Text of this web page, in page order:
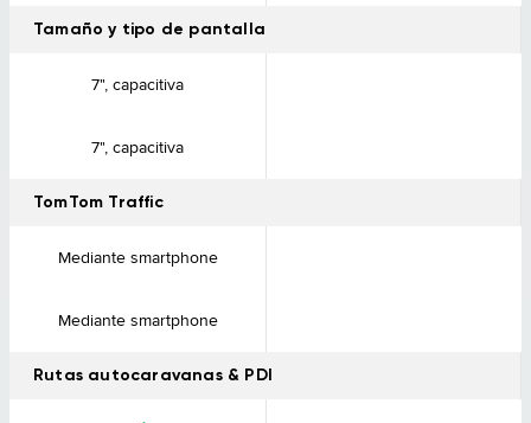
Tamaño y tipo de pantalla
7", capacitiva
7", capacitiva
TomTom Traffic
Mediante smartphone
Mediante smartphone
Rutas autocaravanas & PDI